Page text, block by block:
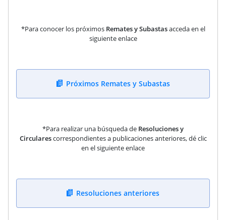
*Para conocer los próximos Remates y Subastasacceda en el
siguiente enlace
Próximos Remates y Subastas
*Para realizar una búsqueda de Resoluciones y
Circularescorrespondientes a publicaciones anteriores, dé clic
en el siguiente enlace
Resoluciones anteriores